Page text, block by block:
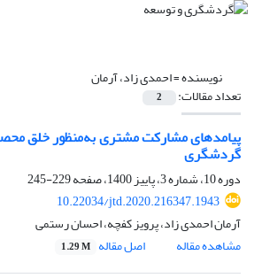
نویسنده =احمدی زاد، آرمان
تعداد مقالات: 2
پیامدهای مشارکت مشتری به‌منظور خلق
گردشگری
دوره 10، شماره 3، پاییز 1400، صفحه
229-245
10.22034/jtd.2020.216347.1943
آرمان احمدی زاد، پرویز کفچه، احسان رستمی
مشاهده مقاله
اصل مقاله 1.29 M